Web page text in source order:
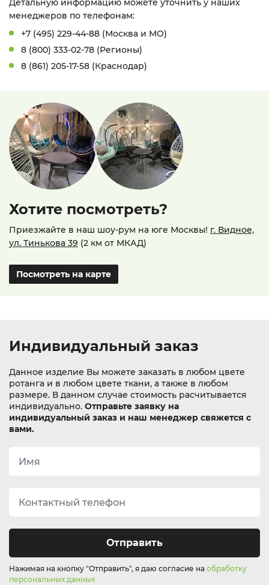
Детальную информацию можете уточнить у наших
менеджеров по телефонам:
+7 (495) 229-44-88 (Москва и МО)
8 (800) 333-02-78 (Регионы)
8 (861) 205-17-58 (Краснодар)
Хотите посмотреть?
Приезжайте в наш шоу-рум на юге Москвы! г. Видное,
ул. Тинькова 39 (2 км от МКАД)
Посмотреть на карте
Индивидуальный заказ
Данное изделие Вы можете заказать в любом цвете
ротанга и в любом цвете ткани, а также в любом
размере. В данном случае стоимость расчитывается
индивидуально. Отправьте заявку на
индивидуальный заказ и наш менеджер свяжется с
вами.
Отправить
Нажимая на кнопку "Отправить", я даю согласие на обработку
персональных данных